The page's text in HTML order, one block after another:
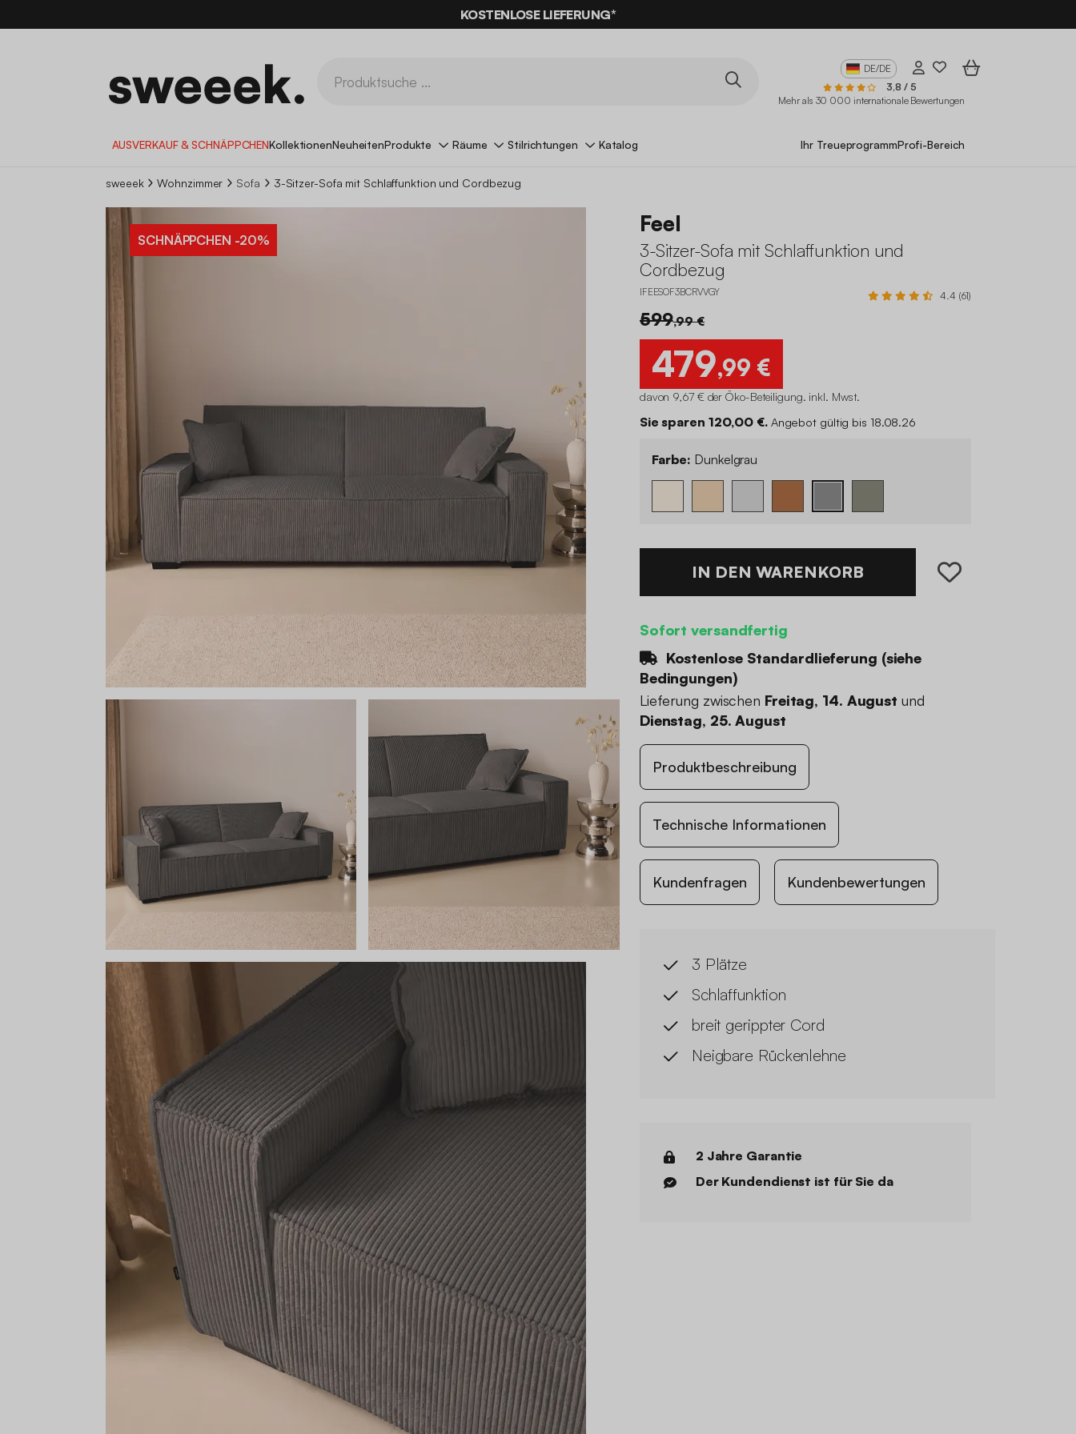
KOSTENLOSE LIEFERUNG*
DE/DE
3,8 / 5
Mehr als 30 000 internationale Bewertungen
AUSVERKAUF & SCHNÄPPCHENKollektionenNeuheitenProdukte Räume Stilrichtungen Katalog Ihr TreueprogrammProfi-Bereich
sweeek Wohnzimmer Sofa 3-Sitzer-Sofa mit Schlaffunktion und Cordbezug
SCHNÄPPCHEN -20%
Feel
3-Sitzer-Sofa mit Schlaffunktion und
Cordbezug
IFEESOF3BCRVVGY 4.4 (61)
599,99 €
479,99 €
davon 9,67 € der Öko-Beteiligung. inkl. Mwst.
Sie sparen 120,00 €. Angebot gültig bis 18.08.26
Farbe: Dunkelgrau
IN DEN WARENKORB
Sofort versandfertig
Kostenlose Standardlieferung (siehe
Bedingungen)
Lieferung zwischen Freitag, 14. August und
Dienstag, 25. August
Produktbeschreibung
Technische Informationen
Kundenfragen Kundenbewertungen
3 Plätze
Schlaffunktion
breit gerippter Cord
Neigbare Rückenlehne
2 Jahre Garantie
Der Kundendienst ist für Sie da